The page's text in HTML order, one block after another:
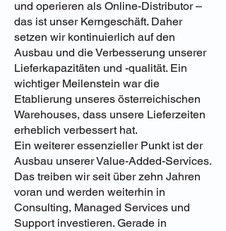
und operieren als Online-Distributor –
das ist unser Kerngeschäft. Daher
setzen wir kontinuierlich auf den
Ausbau und die Verbesserung unserer
Lieferkapazitäten und -qualität. Ein
wichtiger Meilenstein war die
Etablierung unseres österreichischen
Warehouses, dass unsere Lieferzeiten
erheblich verbessert hat.
Ein weiterer essenzieller Punkt ist der
Ausbau unserer Value-Added-Services.
Das treiben wir seit über zehn Jahren
voran und werden weiterhin in
Consulting, Managed Services und
Support investieren. Gerade in